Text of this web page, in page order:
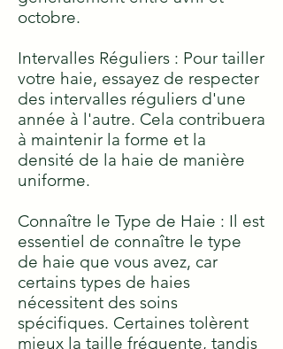
octobre.
Intervalles Réguliers : Pour tailler
votre haie, essayez de respecter
des intervalles réguliers d'une
année à l'autre. Cela contribuera
à maintenir la forme et la
densité de la haie de manière
uniforme.
Connaître le Type de Haie : Il est
essentiel de connaître le type
de haie que vous avez, car
certains types de haies
nécessitent des soins
spécifiques. Certaines tolèrent
mieux la taille fréquente, tandis